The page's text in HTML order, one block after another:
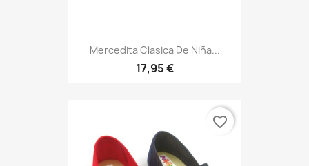
Mercedita Clasica De Niña...
17,95 €
favorite_border